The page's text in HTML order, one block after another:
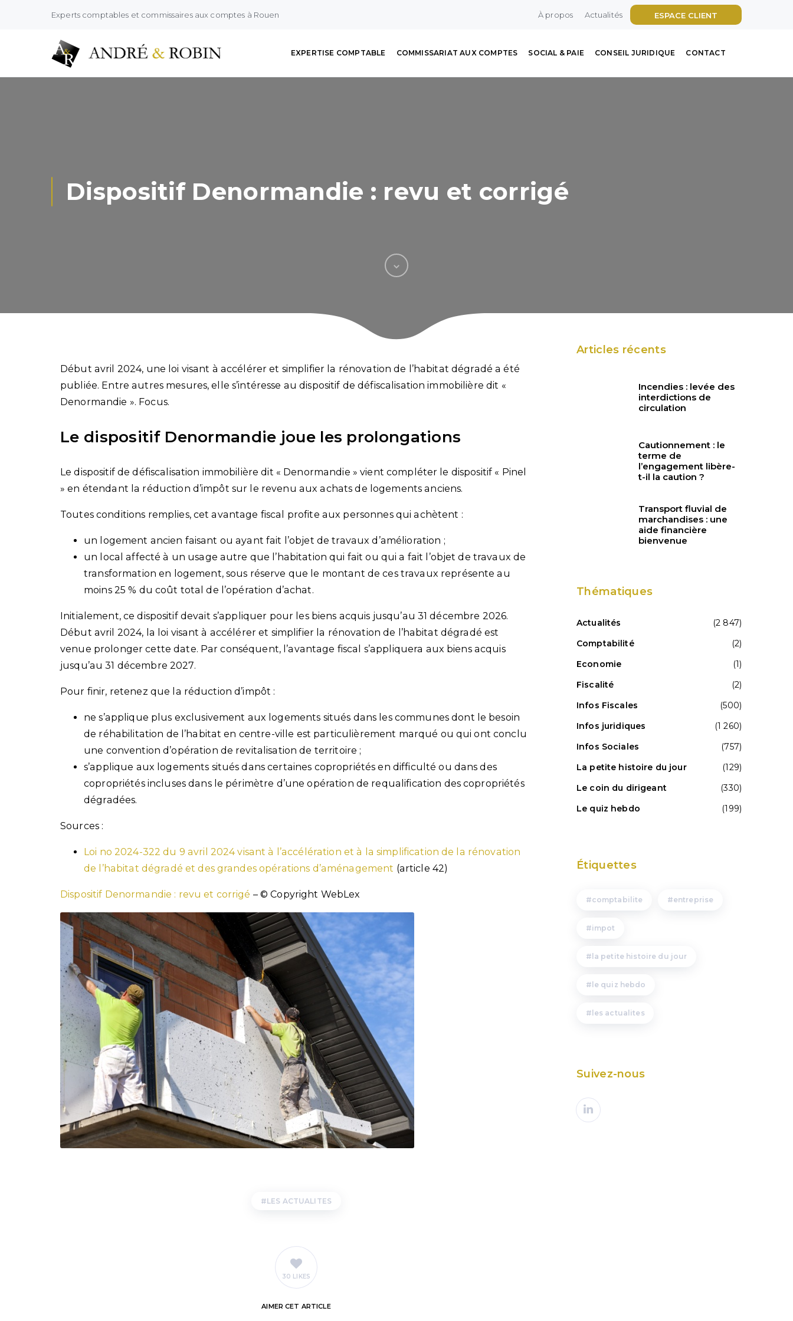
Experts comptables et commissaires aux comptes à Rouen ESPACE CLIENT
À propos Actualités
EXPERTISE COMPTABLE COMMISSARIAT AUX COMPTES SOCIAL & PAIE CONSEIL JURIDIQUE CONTACT
Dispositif Denormandie : revu et corrigé
Début avril 2024, une loi visant à accélérer et simplifier la rénovation de l’habitat dégradé a été
publiée. Entre autres mesures, elle s’intéresse au dispositif de défiscalisation immobilière dit «
Denormandie ». Focus.
Le dispositif Denormandie joue les prolongations
Le dispositif de défiscalisation immobilière dit « Denormandie » vient compléter le dispositif « Pinel
» en étendant la réduction d’impôt sur le revenu aux achats de logements anciens.
Toutes conditions remplies, cet avantage fiscal profite aux personnes qui achètent :
un logement ancien faisant ou ayant fait l’objet de travaux d’amélioration ;
un local affecté à un usage autre que l’habitation qui fait ou qui a fait l’objet de travaux de
transformation en logement, sous réserve que le montant de ces travaux représente au
moins 25 % du coût total de l’opération d’achat.
Initialement, ce dispositif devait s’appliquer pour les biens acquis jusqu’au 31 décembre 2026.
Début avril 2024, la loi visant à accélérer et simplifier la rénovation de l’habitat dégradé est
venue prolonger cette date. Par conséquent, l’avantage fiscal s’appliquera aux biens acquis
jusqu’au 31 décembre 2027.
Pour finir, retenez que la réduction d’impôt :
ne s’applique plus exclusivement aux logements situés dans les communes dont le besoin
de réhabilitation de l’habitat en centre-ville est particulièrement marqué ou qui ont conclu
une convention d’opération de revitalisation de territoire ;
s’applique aux logements situés dans certaines copropriétés en difficulté ou dans des
copropriétés incluses dans le périmètre d’une opération de requalification des copropriétés
dégradées.
Sources :
Loi no 2024-322 du 9 avril 2024 visant à l’accélération et à la simplification de la rénovation
de l’habitat dégradé et des grandes opérations d’aménagement (article 42)
Dispositif Denormandie : revu et corrigé – © Copyright WebLex
LES ACTUALITES
30 LIKES
AIMER CET ARTICLE
Articles récents
Incendies : levée des
interdictions de
circulation
Cautionnement : le
terme de
l’engagement libère-
t-il la caution ?
Transport fluvial de
marchandises : une
aide financière
bienvenue
Thématiques
Actualités
(2 847)
Comptabilité
(2)
Economie
(1)
Fiscalité
(2)
Infos Fiscales
(500)
Infos juridiques
(1 260)
Infos Sociales
(757)
La petite histoire du jour
(129)
Le coin du dirigeant
(330)
Le quiz hebdo
(199)
Étiquettes
comptabilite entreprise
impot
la petite histoire du jour
le quiz hebdo
les actualites
Suivez-nous